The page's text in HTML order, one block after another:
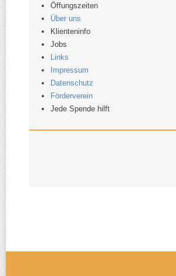
Öffungszeiten
Über uns
Klienteninfo
Jobs
Links
Impressum
Datenschutz
Förderverein
Jede Spende hilft